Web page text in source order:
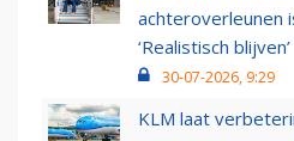
achteroverleunen
‘Realistisch blijven’
30-07-2026, 9:29
KLM laat